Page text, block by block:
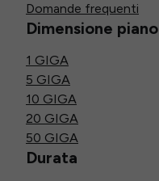
Domande frequenti
Dimensione piano
1 GIGA
5 GIGA
10 GIGA
20 GIGA
50 GIGA
Durata